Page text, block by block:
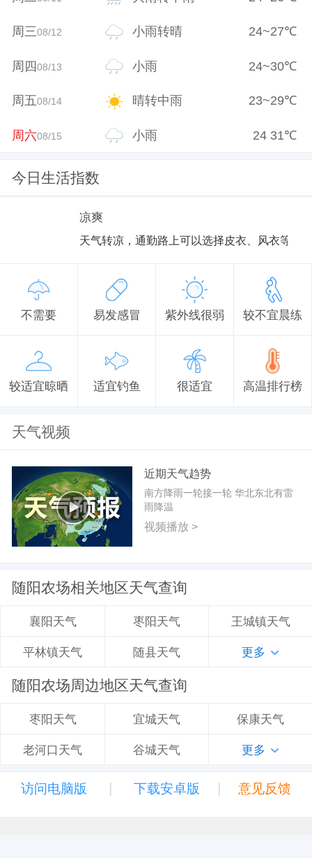
周三08/12 小雨转晴 24~27℃
周四08/13 小雨 24~30℃
周五08/14 晴转中雨 23~29℃
周六08/15 小雨 24 31℃
今日生活指数
凉爽
天气转凉，通勤路上可以选择皮衣、风衣等防
不需要 易发感冒 紫外线很弱 较不宜晨练
较适宜晾晒 适宜钓鱼 很适宜 高温排行榜
天气视频
近期天气趋势
南方降雨一轮接一轮 华北东北有雷
雨降温
视频播放 >
随阳农场相关地区天气查询
襄阳天气 枣阳天气 王城镇天气
平林镇天气 随县天气 更多
随阳农场周边地区天气查询
枣阳天气 宜城天气 保康天气
老河口天气 谷城天气 更多
访问电脑版 | 下载安卓版 | 意见反馈